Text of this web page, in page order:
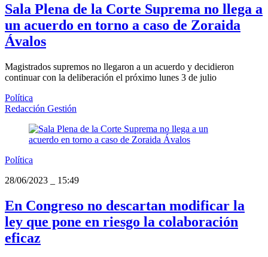
Sala Plena de la Corte Suprema no llega a
un acuerdo en torno a caso de Zoraida
Ávalos
Magistrados supremos no llegaron a un acuerdo y decidieron
continuar con la deliberación el próximo lunes 3 de julio
Política
Redacción Gestión
Política
28/06/2023
15:49
En Congreso no descartan modificar la
ley que pone en riesgo la colaboración
eficaz